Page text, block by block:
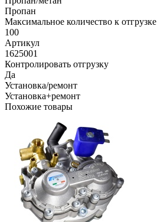
Пропан
Максимальное количество к отгрузке
100
Артикул
1625001
Контролировать отгрузку
Да
Установка/ремонт
Установка+ремонт
Похожие товары